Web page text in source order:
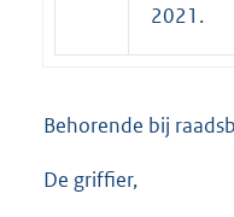
2021.
Behorende bij
De griffier,